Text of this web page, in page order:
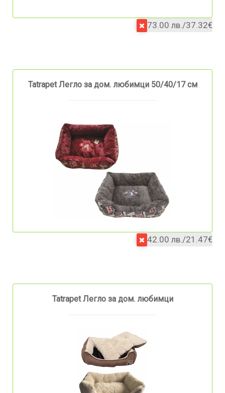
73.00 лв./37.32€
Tatrapet Легло за дом. любимци 50/40/17 см
42.00 лв./21.47€
Tatrapet Легло за дом. любимци